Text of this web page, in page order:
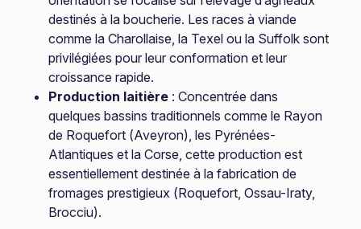
destinés à la boucherie. Les races à viande
comme la Charollaise, la Texel ou la Suffolk sont
privilégiées pour leur conformation et leur
croissance rapide.
Production laitière : Concentrée dans
quelques bassins traditionnels comme le Rayon
de Roquefort (Aveyron), les Pyrénées-
Atlantiques et la Corse, cette production est
essentiellement destinée à la fabrication de
fromages prestigieux (Roquefort, Ossau-Iraty,
Brocciu).